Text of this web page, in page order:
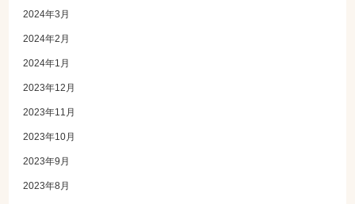
2024年3月
2024年2月
2024年1月
2023年12月
2023年11月
2023年10月
2023年9月
2023年8月